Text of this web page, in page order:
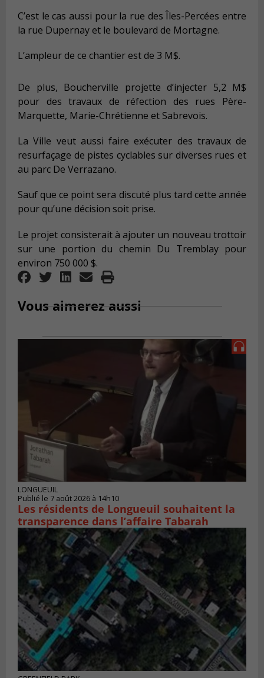
C’est le cas aussi pour la rue des Îles-Percées entre
la rue Dupernay et le boulevard de Mortagne.
L’ampleur de ce chantier est de 3 M$.
De plus, Boucherville projette d’injecter 5,2 M$
pour des travaux de réfection des rues Père-
Marquette, Marie-Chrétienne et Sabrevois.
La Ville veut aussi faire exécuter des travaux de
resurfaçage de pistes cyclables sur diverses rues et
au parc De Verrazano.
Sauf que ce point sera discuté plus tard cette année
pour qu’une décision soit prise.
Le projet consisterait à ajouter un nouveau trottoir
sur une portion du chemin Du Tremblay pour
environ 750 000 $.
Vous aimerez aussi
LONGUEUIL
Publié le 7 août 2026 à 14h10
Les résidents de Longueuil souhaitent la
transparence dans l’affaire Tabarah